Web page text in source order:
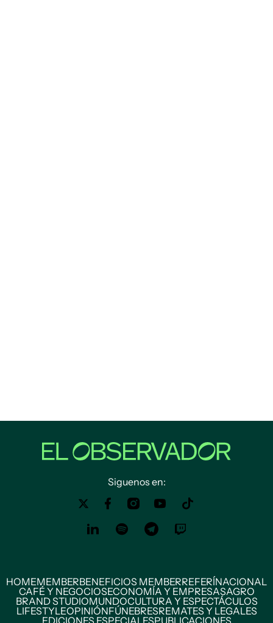
Siguenos en:
HOMEMEMBERBENEFICIOS MEMBERREFERÍNACIONAL
CAFÉ Y NEGOCIOSECONOMÍA Y EMPRESASAGRO
BRAND STUDIOMUNDOCULTURA Y ESPECTÁCULOS
LIFESTYLEOPINIÓNFÚNEBRESREMATES Y LEGALES
EDICIONES ESPECIALESPUBLICACIONES